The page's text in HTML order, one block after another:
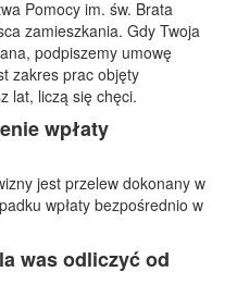
Pomocy im. św. Brata
zamieszkania. Gdy Twoja
podpiszemy umowę
zakres prac objęty
lat, liczą się chęci.
wpłaty
jest przelew dokonany w
wpłaty bezpośrednio w
was odliczyć od